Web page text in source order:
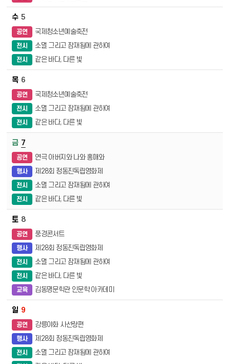
5
공연 국제청소년예술축전
전시 소멸 그리고 잠재됨에 관하여
전시 같은 바다, 다른 빛
6
공연 국제청소년예술축전
전시 소멸 그리고 잠재됨에 관하여
전시 같은 바다, 다른 빛
7
공연 연극 아버지와 나와 홍매와
행사 제28회 정동진독립영화제
전시 소멸 그리고 잠재됨에 관하여
전시 같은 바다, 다른 빛
8
공연 풍경콘서트
행사 제28회 정동진독립영화제
전시 소멸 그리고 잠재됨에 관하여
전시 같은 바다, 다른 빛
교육 김동명문학관 인문학 아카데미
9
공연 강릉야화 사선랑편
행사 제28회 정동진독립영화제
전시 소멸 그리고 잠재됨에 관하여